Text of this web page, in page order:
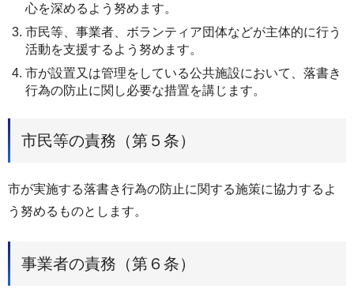
心を深めるよう努めます。
市民等、事業者、ボランティア団体などが主体的に行う
活動を支援するよう努めます。
市が設置又は管理をしている公共施設において、落書き
行為の防止に関し必要な措置を講じます。
市民等の責務（第５条）
市が実施する落書き行為の防止に関する施策に協力するよ
う努めるものとします。
事業者の責務（第６条）